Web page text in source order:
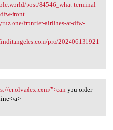
post/84546_what-terminal-
front...
frontier-airlines-at-dfw-
pro/202406131921
enolvadex
enolvadex.com/">can you order
a>